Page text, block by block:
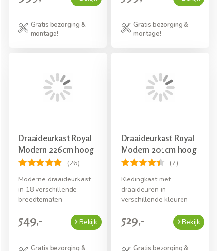
Gratis bezorging &
montage!
Gratis bezorging &
montage!
Draaideurkast Royal
Modern 226cm hoog
(26)
Moderne draaideurkast
in 18 verschillende
breedtematen
549,- Bekijk
Gratis bezorging &
Draaideurkast Royal
Modern 201cm hoog
(7)
Kledingkast met
draaideuren in
verschillende kleuren
529,- Bekijk
Gratis bezorging &